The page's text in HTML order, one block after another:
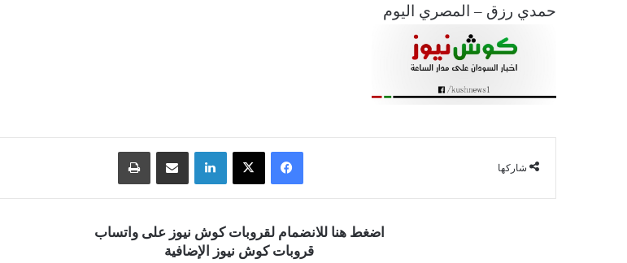
حمدي رزق – المصري اليوم
شاركها
فيسبوك ‫X لينكدإن مشاركة عبر البريد
اضغط هنا للانضمام لقروبات كوش نيوز على واتساب
قروبات كوش نيوز الإضافية